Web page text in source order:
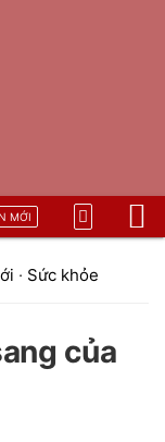
MỚI
· Sức khỏe
của